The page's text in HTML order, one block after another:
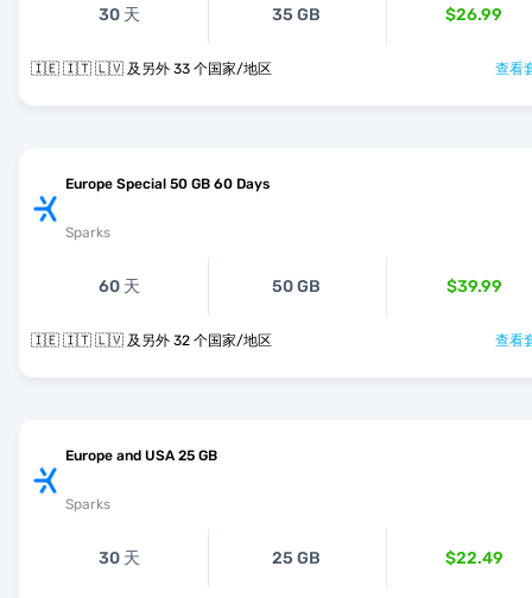
30 天 35 GB $26.99
🇮🇪 🇮🇹 🇱🇻 及另外 33 个国家/地区 查看
Europe Special 50 GB 60 Days
Sparks
60 天 50 GB $39.99
🇮🇪 🇮🇹 🇱🇻 及另外 32 个国家/地区 查看
Europe and USA 25 GB
Sparks
30 天 25 GB $22.49